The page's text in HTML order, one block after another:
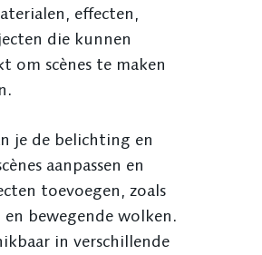
effecten,
die kunnen
om scènes te maken
je de belichting en
aanpassen en
toevoegen, zoals
bewegende wolken.
in verschillende